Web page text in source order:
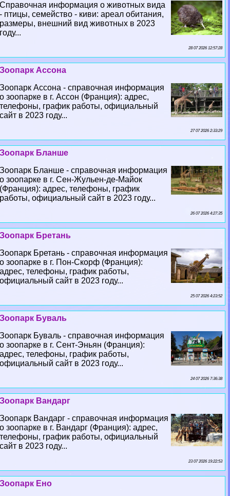
Справочная информация о животных вида
- птицы, семейство - киви: ареал обитания,
размеры, внешний вид животных в 2023
году...
28 07 2026 12:57:28
Зоопарк Ассона
Зоопарк Ассона - справочная информация
о зоопарке в г. Ассон (Франция): адрес,
телефоны, график работы, официальный
сайт в 2023 году...
27 07 2026 2:33:29
Зоопарк Бланше
Зоопарк Бланше - справочная информация
о зоопарке в г. Сен-Жульен-де-Майок
(Франция): адрес, телефоны, график
работы, официальный сайт в 2023 году...
26 07 2026 4:27:35
Зоопарк Бретань
Зоопарк Бретань - справочная информация
о зоопарке в г. Пон-Скорф (Франция):
адрес, телефоны, график работы,
официальный сайт в 2023 году...
25 07 2026 4:23:52
Зоопарк Буваль
Зоопарк Буваль - справочная информация
о зоопарке в г. Сент-Эньян (Франция):
адрес, телефоны, график работы,
официальный сайт в 2023 году...
24 07 2026 7:36:38
Зоопарк Вандарг
Зоопарк Вандарг - справочная информация
о зоопарке в г. Вандарг (Франция): адрес,
телефоны, график работы, официальный
сайт в 2023 году...
23 07 2026 19:22:53
Зоопарк Ено